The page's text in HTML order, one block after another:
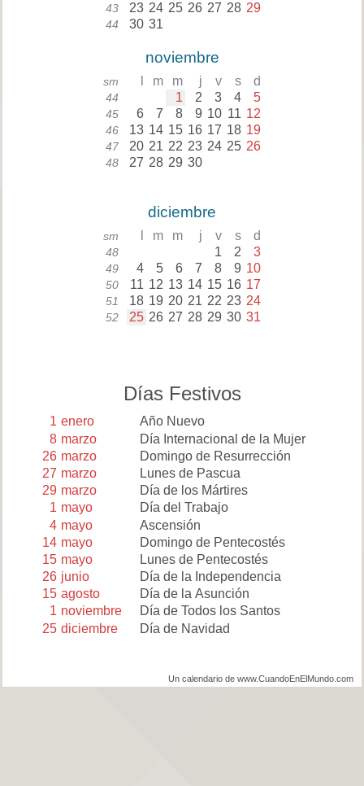
43 23 24 25 26 27 28 29
44 30 31
noviembre
sm m m j v s d
44 1 2 3 4 5
45 6 7 8 9 10 11 12
46 13 14 15 16 17 18 19
47 20 21 22 23 24 25 26
48 27 28 29 30
diciembre
sm m m j v s d
48 1 2 3
49 4 5 6 7 8 9 10
50 11 12 13 14 15 16 17
51 18 19 20 21 22 23 24
52 25 26 27 28 29 30 31
Días Festivos
1 enero
Año Nuevo
8 marzo
Día Internacional de la Mujer
26 marzo
Domingo de Resurrección
27 marzo
Lunes de Pascua
29 marzo
Día de los Mártires
1 mayo
Día del Trabajo
4 mayo
Ascensión
14 mayo
Domingo de Pentecostés
15 mayo
Lunes de Pentecostés
26 junio
Día de la Independencia
15 agosto
Día de la Asunción
1 noviembre
Día de Todos los Santos
25 diciembre Día de Navidad
Un calendario de www.CuandoEnElMundo.com